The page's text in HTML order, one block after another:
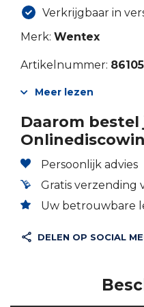
Verkrijgbaar in
Merk: Wentex
Artikelnummer: 86105
Meer lezen
Daarom bestel
Persoonlijk advies
Gratis verzending
Uw betrouwbare
DELEN OP SOCIAL